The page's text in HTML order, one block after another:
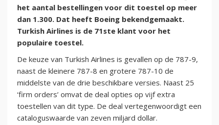
het aantal bestellingen voor dit toestel op meer
dan 1.300. Dat heeft Boeing bekendgemaakt.
Turkish Airlines is de 71ste klant voor het
populaire toestel.
De keuze van Turkish Airlines is gevallen op de 787-9,
naast de kleinere 787-8 en grotere 787-10 de
middelste van de drie beschikbare versies. Naast 25
‘firm orders’ omvat de deal opties op vijf extra
toestellen van dit type. De deal vertegenwoordigt een
cataloguswaarde van zeven miljard dollar.